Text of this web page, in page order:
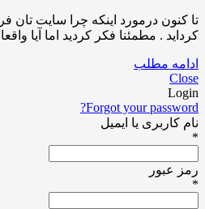
تا کنون درمورد اینکه چرا سایت تان
کرداید . مطمئنا فکر کردید اما آیا
ادامه مطلب
Close
Login
Forgot your password?
نام کاربری یا ایمیل
*
رمز عبور
*